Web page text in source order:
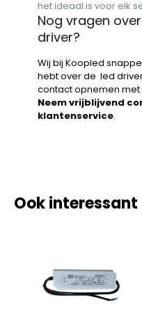
het ideaal is voor elk
Nog vragen
driver?
Wij bij Koopled
hebt over de led
contact opnemen met
Neem vrijblijvend
klantenservice.
Ook interessant